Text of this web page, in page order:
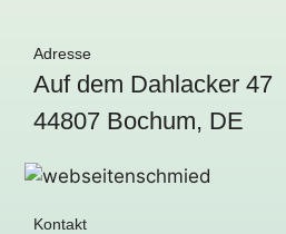
Adresse
Auf dem Dahlacker 47
44807 Bochum, DE
Kontakt